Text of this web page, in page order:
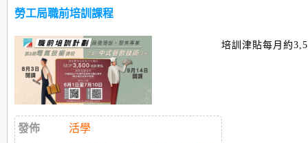
勞工局職前培訓課程
培訓津貼每月約
發佈
活學